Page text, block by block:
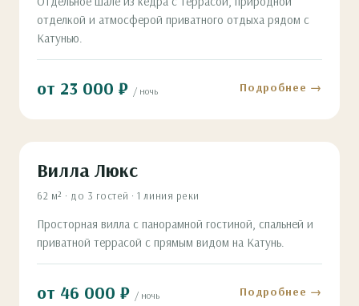
отделкой и атмосферой приватного отдыха рядом с
Катунью.
от 23 000 ₽ / ночь Подробнее →
Вилла Люкс
62 м² · до 3 гостей · 1 линия реки
Просторная вилла с панорамной гостиной, спальней и
приватной террасой с прямым видом на Катунь.
от 46 000 ₽ / ночь Подробнее →